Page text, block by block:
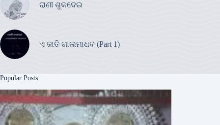
ରାଣୀ ଶୁକଦେଇ
ଏ ଜାତି ଗାଲମାଧବ (Part 1)
Popular Posts